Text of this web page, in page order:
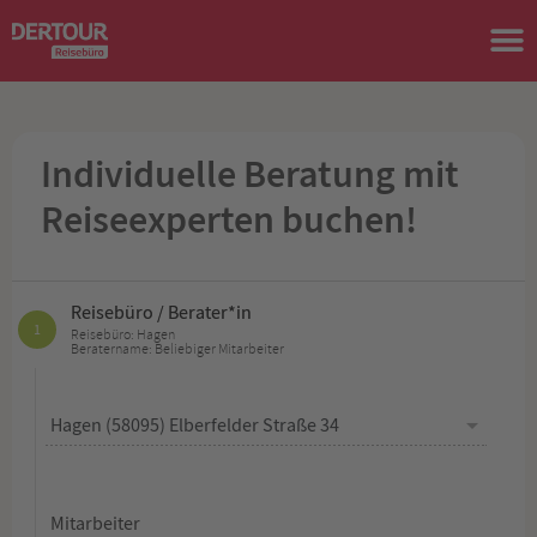
Individuelle Beratung mit
Reiseexperten buchen!
1
Reisebüro / Berater*in
Reisebüro: Hagen
Beratername: Beliebiger Mitarbeiter
Mitarbeiter